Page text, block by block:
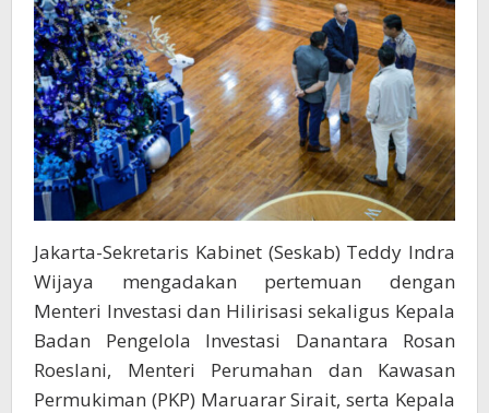
Jakarta-Sekretaris Kabinet (Seskab) Teddy Indra
Wijaya mengadakan pertemuan dengan
Menteri Investasi dan Hilirisasi sekaligus Kepala
Badan Pengelola Investasi Danantara Rosan
Roeslani, Menteri Perumahan dan Kawasan
Permukiman (PKP) Maruarar Sirait, serta Kepala